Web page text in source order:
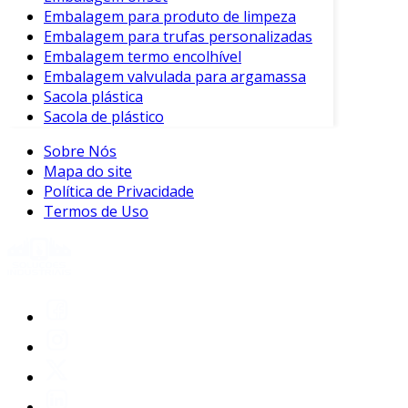
Embalagem para produto de limpeza
Embalagem para trufas personalizadas
Embalagem termo encolhível
Embalagem valvulada para argamassa
Sacola plástica
Sacola de plástico
Sobre Nós
Mapa do site
Política de Privacidade
Termos de Uso